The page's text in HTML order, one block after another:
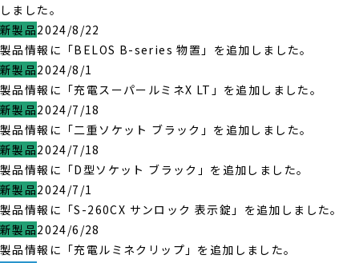
しました。
新製品2024/8/22
製品情報に「BELOS B-series 物置」を追加しました。
新製品2024/8/1
製品情報に「充電スーパールミネX LT」を追加しました。
新製品2024/7/18
製品情報に「二重ソケット ブラック」を追加しました。
新製品2024/7/18
製品情報に「D型ソケット ブラック」を追加しました。
新製品2024/7/1
製品情報に「S-260CX サンロック 表示錠」を追加しました。
新製品2024/6/28
製品情報に「充電ルミネクリップ」を追加しました。